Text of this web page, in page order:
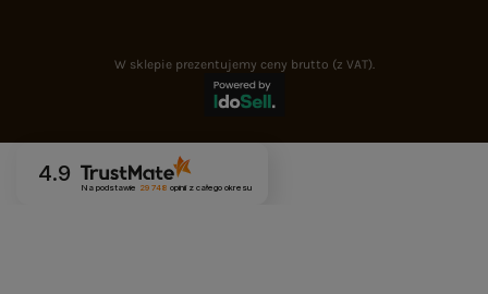
W sklepie prezentujemy ceny brutto (z VAT).
4.9
Na podstawie 29 748 opinii z całego okresu